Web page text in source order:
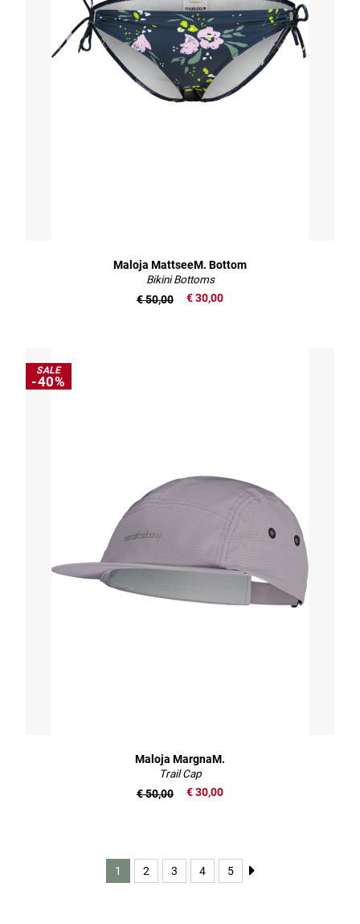
Maloja MattseeM. Bottom
Bikini Bottoms
€ 30,00
€ 50,00
SALE
-40%
Maloja MargnaM.
Trail Cap
€ 30,00
€ 50,00
1 2 3 4 5